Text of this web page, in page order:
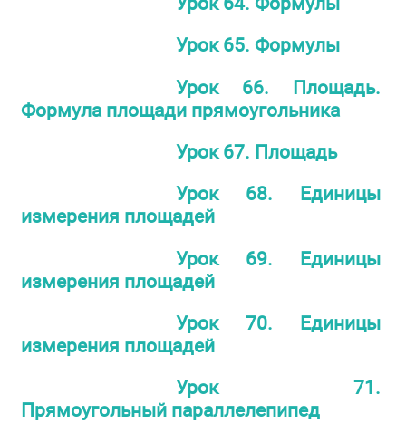
Урок 65. Формулы
Урок 66. Площадь.
Формула площади прямоугольника
Урок 67. Площадь
Урок 68. Единицы
измерения площадей
Урок 69. Единицы
измерения площадей
Урок 70. Единицы
измерения площадей
Урок 71.
Прямоугольный параллелепипед